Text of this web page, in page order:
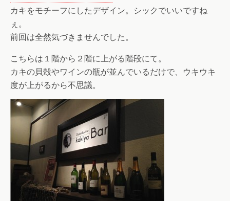
カキをモチーフにしたデザイン。シックでいいですね
ぇ。
前回は全然気づきませんでした。
こちらは１階から２階に上がる階段にて。
カキの貝殻やワインの瓶が並んでいるだけで、ウキウキ
度が上がるから不思議。